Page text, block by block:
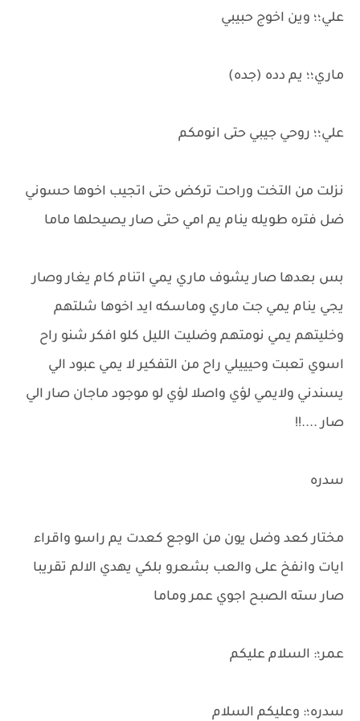
علي؛؛ وين اخوج حبيبي
ماري؛؛ يم دده (جده)
علي؛؛ روحي جيبي حتى انومكم
نزلت من التخت وراحت تركض حتى اتجيب اخوها حسوني
ضل فتره طويله ينام يم امي حتى صار يصيحلها ماما
بس بعدها صار يشوف ماري يمي اتنام كام يغار وصار
يجي ينام يمي جت ماري وماسكه ايد اخوها شلتهم
وخليتهم يمي نومتهم وضليت الليل كلو افكر شنو راح
اسوي تعبت وحيييلي راح من التفكير لا يمي عبود الي
يسندني ولايمي لؤي واصلا لؤي لو موجود ماجان صار الي
صار ....!!
سدره
مختار كعد وضل يون من الوجع كعدت يم راسو واقراء
ايات وانفخ على والعب بشعرو بلكي يهدي الالم تقريبا
صار سته الصبح اجوي عمر وماما
عمر؛: السلام عليكم
سدره؛: وعليكم السلام